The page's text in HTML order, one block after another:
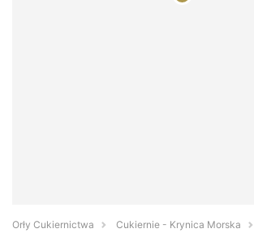
Orły Cukiernictwa Cukiernie - Krynica Morska